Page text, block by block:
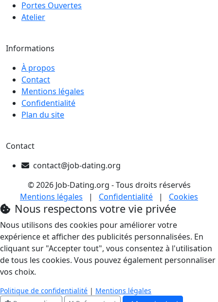
Portes Ouvertes
Atelier
Informations
À propos
Contact
Mentions légales
Confidentialité
Plan du site
Contact
contact@job-dating.org
© 2026 Job-Dating.org - Tous droits réservés
Mentions légales
| Confidentialité | Cookies
Nous respectons votre vie privée
Nous utilisons des cookies pour améliorer votre
expérience et afficher des publicités personnalisées. En
cliquant sur "Accepter tout", vous consentez à l'utilisation
de tous les cookies. Vous pouvez également personnaliser
vos choix.
Politique de confidentialité | Mentions légales